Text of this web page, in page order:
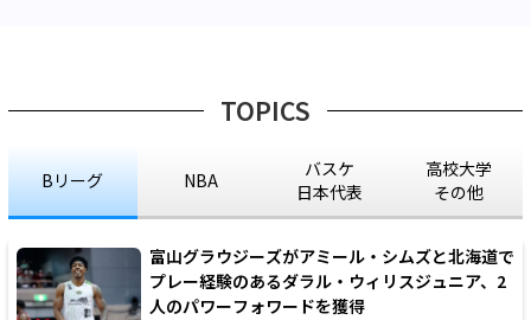
TOPICS
Bリーグ NBA
バスケ
日本代表
高校大学
その他
富山グラウジーズがアミール・シムズと北海道で
プレー経験のあるダラル・ウィリスジュニア、2
人のパワーフォワードを獲得